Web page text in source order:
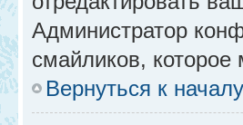
Администратор
смайликов,
Вернуться к началу